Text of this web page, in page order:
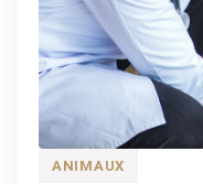
ANIMAUX